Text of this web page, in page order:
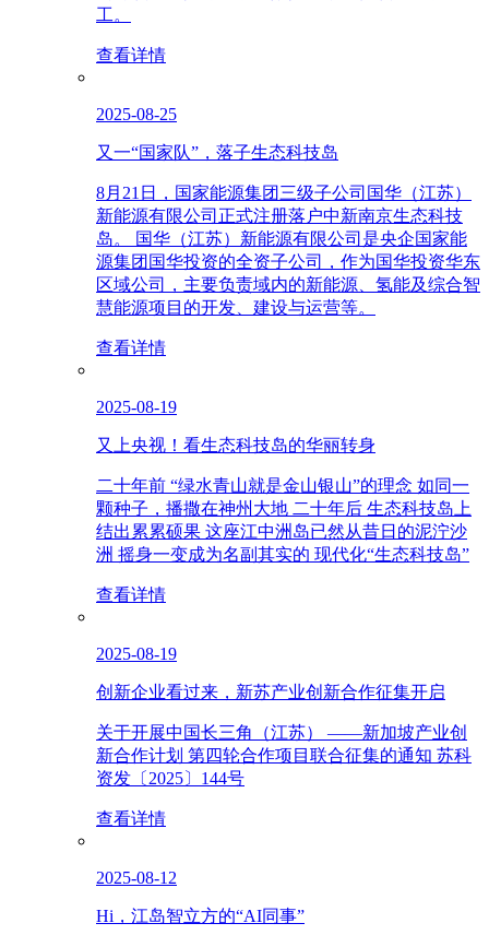
工。
查看详情
2025-08-25
又一“国家队”，落子生态科技岛
8月21日，国家能源集团三级子公司国华（江苏）
新能源有限公司正式注册落户中新南京生态科技
岛。 国华（江苏）新能源有限公司是央企国家能
源集团国华投资的全资子公司，作为国华投资华东
区域公司，主要负责域内的新能源、氢能及综合智
慧能源项目的开发、建设与运营等。
查看详情
2025-08-19
又上央视！看生态科技岛的华丽转身
二十年前 “绿水青山就是金山银山”的理念 如同一
颗种子，播撒在神州大地 二十年后 生态科技岛上
结出累累硕果 这座江中洲岛已然从昔日的泥泞沙
洲 摇身一变成为名副其实的 现代化“生态科技岛”
查看详情
2025-08-19
创新企业看过来，新苏产业创新合作征集开启
关于开展中国长三角（江苏） ——新加坡产业创
新合作计划 第四轮合作项目联合征集的通知 苏科
资发〔2025〕144号
查看详情
2025-08-12
Hi，江岛智立方的“AI同事”